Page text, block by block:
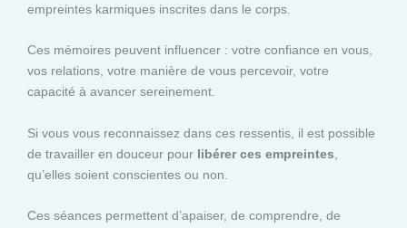
empreintes karmiques inscrites dans le corps.
Ces mémoires peuvent influencer : votre confiance en vous,
vos relations, votre manière de vous percevoir, votre
capacité à avancer sereinement.
Si vous vous reconnaissez dans ces ressentis, il est possible
de travailler en douceur pour libérer ces empreintes
qu’elles soient conscientes ou non.
Ces séances permettent d’apaiser, de comprendre, de